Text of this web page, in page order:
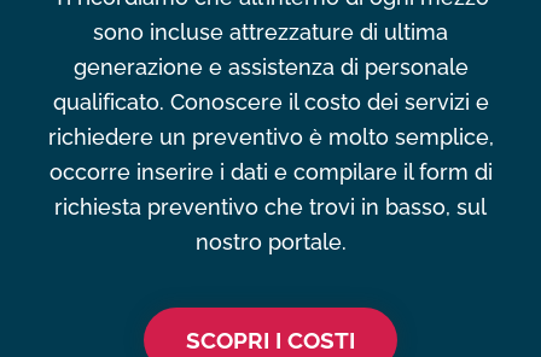
sono incluse attrezzature di ultima
generazione e assistenza di personale
qualificato. Conoscere il costo dei servizi e
richiedere un preventivo è molto semplice,
occorre inserire i dati e compilare il form di
richiesta preventivo che trovi in basso, sul
nostro portale.
SCOPRI I COSTI